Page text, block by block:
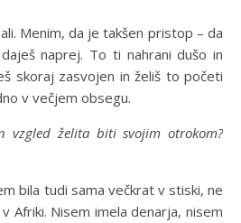
Menim, da je takšen pristop – da
naprej. To ti nahrani dušo in
skoraj zasvojen in želiš to početi
v večjem obsegu.
vzgled želita biti svojim otrokom?
bila tudi sama večkrat v stiski, ne
Afriki. Nisem imela denarja, nisem